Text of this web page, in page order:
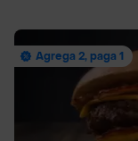
Agrega 2, paga 1